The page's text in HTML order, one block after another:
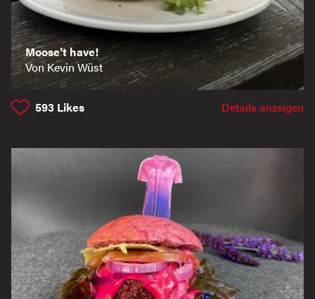
Moose’t have!
Von Kevin Wüst
593 Likes Details anzeigen